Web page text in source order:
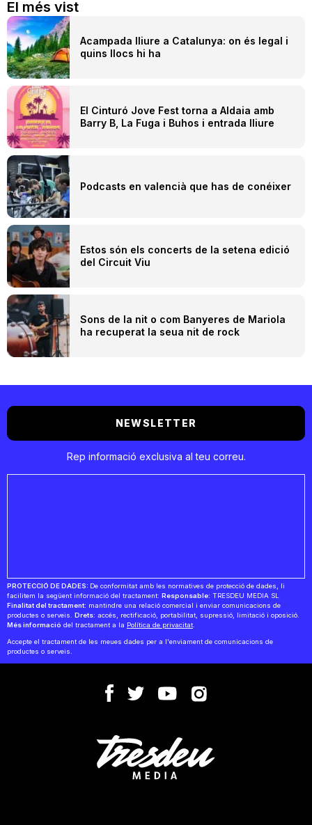
El més vist
Acampada lliure a Catalunya: on és legal i
quins llocs hi ha
El Cinturó Jove Fest torna a Aldaia amb
Barry B, La Fuga i Buhos i entrada lliure
Podcasts en valencià que has de conéixer
Estos són els concerts de la setena edició
del Circuit Viu
Sons de la nit o com Banyeres de Mariola
ha recuperat la seua nit de rock
NEWSLETTER
Rep informació exclusiva al teu correu.
PROTECCIÓ DE DADES: De conformitat amb les normatives de protecció de dades, li
facilitem la següent informació del tractament: Responsable: TRESDEU MEDIA SL
Finalitat del tractament: mantindre una relació comercial i enviar comunicacions de
productes o serveis. Drets: accés, rectificació, portabilitat, supressió, limitació i oposició.
Més informació del tractament a la Política de privacitat.
Accepte el tractament de les meues dades per a l'enviament de comunicacions de
productes o serveis.